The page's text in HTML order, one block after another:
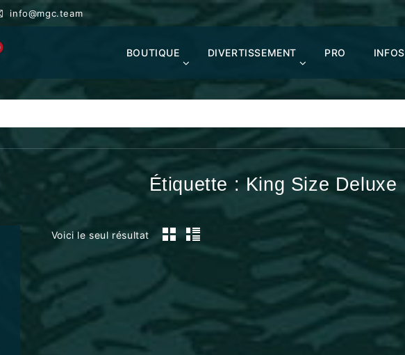
info@mgc.team
BOUTIQUE DIVERTISSEMENT PRO INFOS
Étiquette : King Size Deluxe
Voici le seul résultat